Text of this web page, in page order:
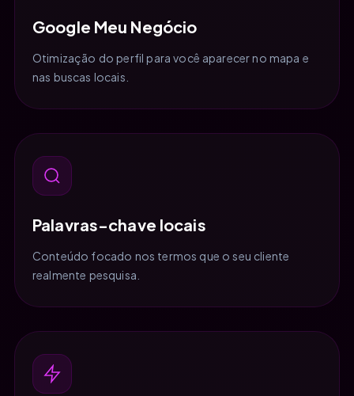
Google Meu Negócio
Otimização do perfil para você aparecer no mapa e
nas buscas locais.
Palavras-chave locais
Conteúdo focado nos termos que o seu cliente
realmente pesquisa.